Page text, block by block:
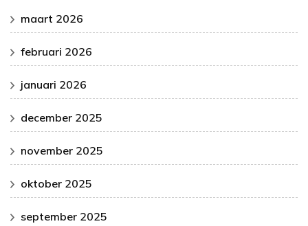
maart 2026
februari 2026
januari 2026
december 2025
november 2025
oktober 2025
september 2025